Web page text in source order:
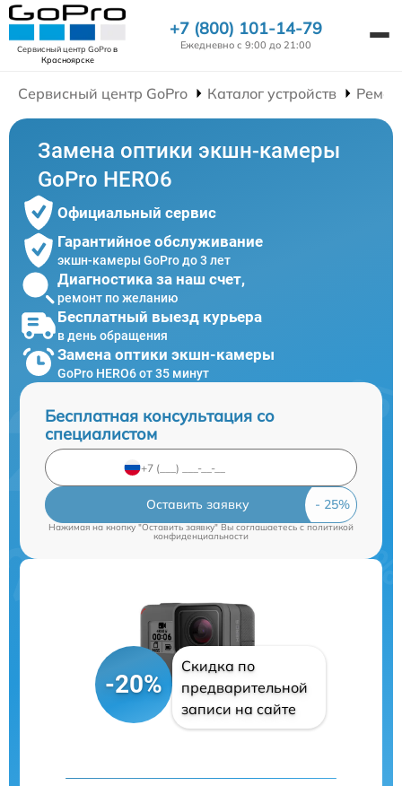
Сервисный центр GoProв
Красноярске
+7 (800) 101-14-79
Ежедневно с 9:00 до 21:00
Сервисный центр GoPro Каталог устройств
Замена оптики экшн-камеры
GoPro HERO6
Официальный сервис
Гарантийное обслуживание
экшн-камеры GoPro до 3 лет
Диагностика за наш счет,
ремонт по желанию
Бесплатный выезд курьера
в день обращения
Замена оптики экшн-камеры
GoPro HERO6 от 35 минут
Бесплатная консультация со
специалистом
Оставить заявку
Нажимая на кнопку "Оставить заявку" Вы соглашаетесь c политикой
конфиденциальности
-20%
Скидка по
предварительной
записи на сайте